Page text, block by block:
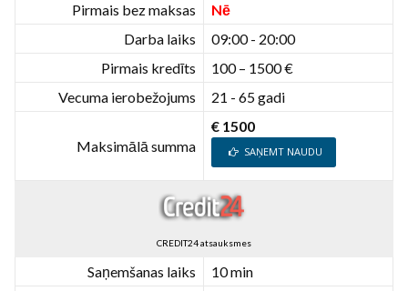
Pirmais bez maksas
Nē
Darba laiks
09:00 - 20:00
Pirmais kredīts
100 – 1500 €
Vecuma ierobežojums
21 - 65 gadi
Maksimālā summa
€ 1500
SAŅEMT NAUDU
CREDIT24 atsauksmes
Saņemšanas laiks
10 min